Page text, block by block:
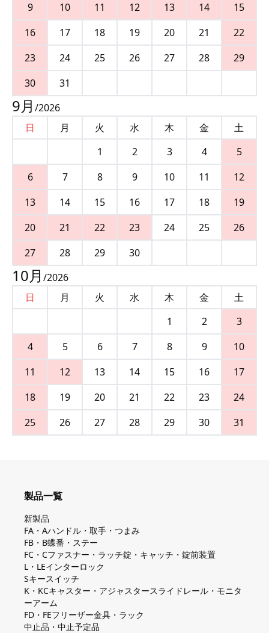
9
10 11 12 13 14
15
16
17 18 19 20 21
22
23
24 25 26 27 28
29
30
31
9月 /2026
日
月 火 水 木 金
土
1
2 3 4
5
6
7 8 9 10 11
12
13
14 15 16 17 18
19
20
21 22 23 24 25
26
27
28 29 30
10月 /2026
日
月 火 水 木 金
土
1
2
3
4
5 6 7 8 9
10
11
12 13 14 15 16
17
18
19 20 21 22 23
24
25
26 27 28 29 30 31
製品一覧
新製品
FA・Aハンドル・取手・つまみ
FB・B蝶番・ステー
FC・Cファスナー・ラッチ錠・キャッチ・錠前装置
L・LEインターロック
Sキースイッチ
K・KCキャスター・アジャスタースライドレール・モニタ
ーアーム
FD・FEフリーザー金具・ラック
中止品・中止予定品